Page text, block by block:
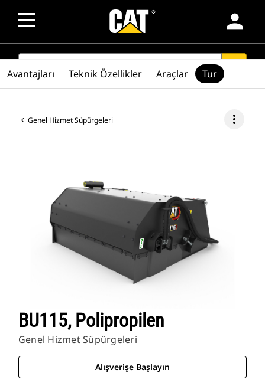
person
SEARCH
Genel Hizmet Süpürgeleri more_vert
BU115, Polipropilen
Genel Hizmet Süpürgeleri
Alışverişe Başlayın
Avantajları Teknik Özellikler Araçlar Tur